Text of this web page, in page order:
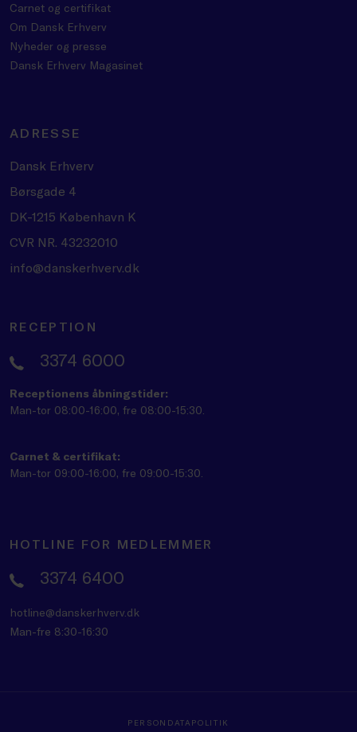
Carnet og certifikat
Om Dansk Erhverv
Nyheder og presse
Dansk Erhverv Magasinet
ADRESSE
Dansk Erhverv
Børsgade 4
DK-1215 København K
CVR NR. 43232010
info@danskerhverv.dk
RECEPTION
3374 6000
Receptionens åbningstider:
Man-tor 08:00-16:00, fre 08:00-15:30.
Carnet & certifikat:
Man-tor 09:00-16:00, fre 09:00-15:30.
HOTLINE FOR MEDLEMMER
3374 6400
hotline@danskerhverv.dk
Man-fre 8:30-16:30
PERSONDATAPOLITIK